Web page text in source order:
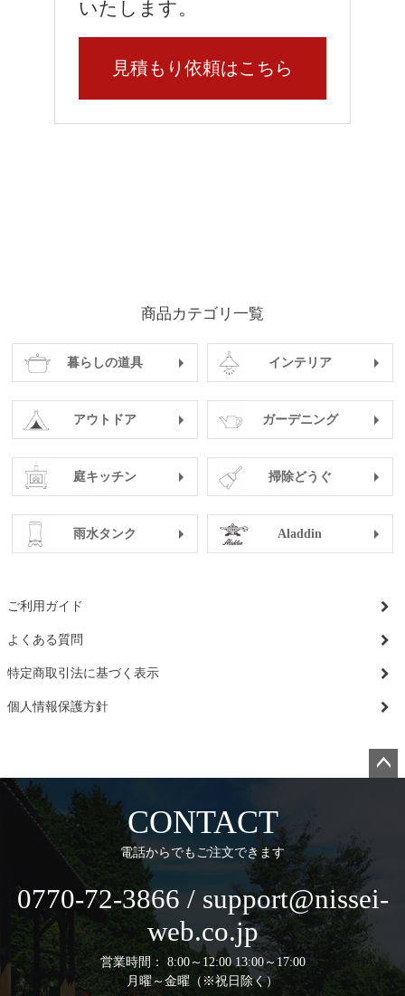
いたします。
見積もり依頼はこちら
商品カテゴリ一覧
暮らしの道具 インテリア
アウトドア ガーデニング
庭キッチン 掃除どうぐ
雨水タンク Aladdin
ご利用ガイド
よくある質問
特定商取引法に基づく表示
個人情報保護方針
へ
CONTACT
電話からでもご注文できます
0770-72-3866 / support@nissei-
web.co.jp
営業時間： 8:00～12:00 13:00～17:00
月曜～金曜（※祝日除く）